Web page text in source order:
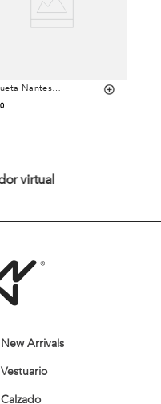
Nantes
virtual
New Arrivals
Vestuario
Calzado